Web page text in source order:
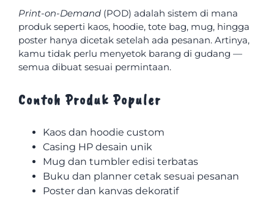
Print-on-Demand (POD) adalah sistem di mana
produk seperti kaos, hoodie, tote bag, mug, hingga
poster hanya dicetak setelah ada pesanan. Artinya,
kamu tidak perlu menyetok barang di gudang —
semua dibuat sesuai permintaan.
Contoh Produk Populer
Kaos dan hoodie custom
Casing HP desain unik
Mug dan tumbler edisi terbatas
Buku dan planner cetak sesuai pesanan
Poster dan kanvas dekoratif